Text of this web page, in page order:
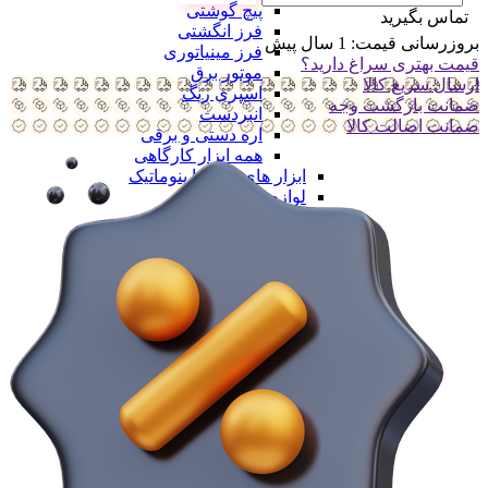
پیچ گوشتی
فرز انگشتی
فرز مینیاتوری
موتور برق
اسپری رنگ
انبردست
اره دستی و برقی
همه ابزار کارگاهی
ابزار های بادی یا پنوماتیک
لوازم جانبی ابزار
لوازم جانبی ابزار
ست سر پیچ
صفحه برش
فرچه سیمی
جعبه ابزار
همه لوازم جانبی ابزار
ابزار بنزینی
همه کارگاهی
جرثقیل و ابزار لیفتینگ
جرثقیل و ابزار لیفتینگ
جرثقیل بادی
تماس بگیرید
بروزرسانی قیمت: 1 سال پیش
قیمت بهتری سراغ دارید؟
ارسال سریع کالا
ضمانت بازگشت وجه
ضمانت اضالت کالا